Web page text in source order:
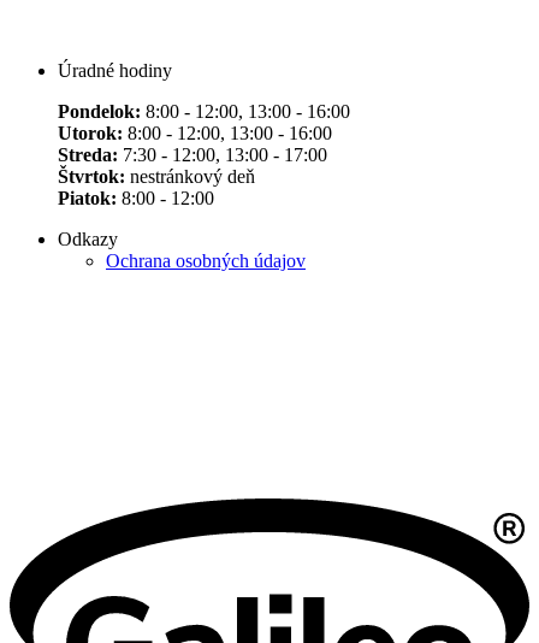
Úradné hodiny
Pondelok: 8:00 - 12:00, 13:00 - 16:00
Utorok: 8:00 - 12:00, 13:00 - 16:00
Streda: 7:30 - 12:00, 13:00 - 17:00
Štvrtok: nestránkový deň
Piatok: 8:00 - 12:00
Odkazy
Ochrana osobných údajov